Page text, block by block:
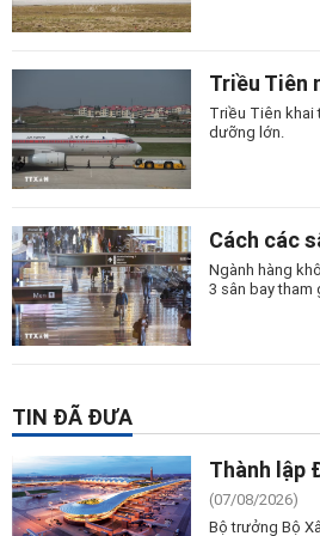
Triều Tiên
Triều Tiên khai
dưỡng lớn.
Cách các
Ngành hàng
3 sân bay tham
TIN ĐÃ ĐƯA
Thành lập
(07/08/2026)
Bộ trưởng Bộ